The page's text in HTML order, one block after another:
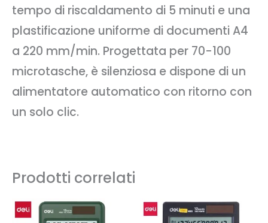
tempo di riscaldamento di 5 minuti e una
plastificazione uniforme di documenti A4
a 220 mm/min. Progettata per 70-100
microtasche, è silenziosa e dispone di un
alimentatore automatico con ritorno con
un solo clic.
Prodotti correlati